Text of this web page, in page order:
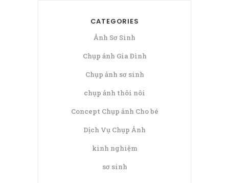
CATEGORIES
Ảnh Sơ Sinh
Chụp ảnh Gia Đình
Chụp ảnh sơ sinh
chụp ảnh thôi nôi
Concept Chụp ảnh Cho bé
Dịch Vụ Chụp Ảnh
kinh nghiệm
sơ sinh